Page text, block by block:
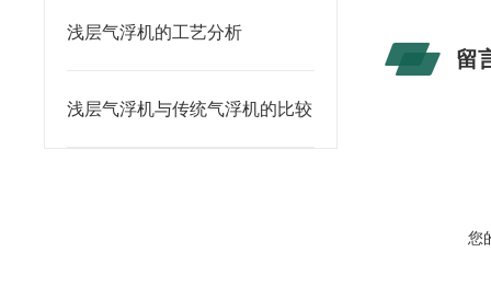
浅层气浮机的工艺分析
浅层气浮机与传统气浮机的比较
留
您